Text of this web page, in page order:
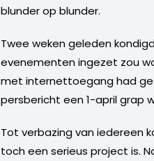
blunder op blunder.
Twee weken geleden
evenementen ingezet zou
met internettoegang had
persbericht een 1-april grap
Tot verbazing van iedereen
toch een serieus project is.